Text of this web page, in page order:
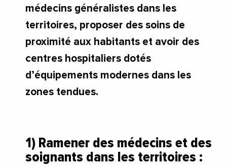
médecins généralistes dans les
territoires, proposer des soins de
proximité aux habitants et avoir des
centres hospitaliers dotés
d’équipements modernes dans les
zones tendues.
1) Ramener des médecins et des
soignants dans les territoires :